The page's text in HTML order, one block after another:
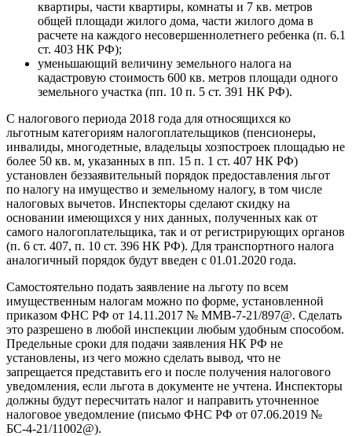
квартиры, части квартиры, комнаты и 7 кв. метров
общей площади жилого дома, части жилого дома в
расчете на каждого несовершеннолетнего ребенка (п. 6.1
ст. 403 НК РФ);
уменьшающий величину земельного налога на
кадастровую стоимость 600 кв. метров площади одного
земельного участка (пп. 10 п. 5 ст. 391 НК РФ).
С налогового периода 2018 года для относящихся ко
льготным категориям налогоплательщиков (пенсионеры,
инвалиды, многодетные, владельцы хозпостроек площадью не
более 50 кв. м, указанных в пп. 15 п. 1 ст. 407 НК РФ)
установлен беззаявительный порядок предоставления льгот
по налогу на имущество и земельному налогу, в том числе
налоговых вычетов. Инспекторы сделают скидку на
основании имеющихся у них данных, полученных как от
самого налогоплательщика, так и от регистрирующих органов
(п. 6 ст. 407, п. 10 ст. 396 НК РФ). Для транспортного налога
аналогичный порядок будут введен с 01.01.2020 года.
Самостоятельно подать заявление на льготу по всем
имущественным налогам можно по форме, установленной
приказом ФНС РФ от 14.11.2017 № ММВ-7-21/897@. Сделать
это разрешено в любой инспекции любым удобным способом.
Предельные сроки для подачи заявления НК РФ не
установлены, из чего можно сделать вывод, что не
запрещается представить его и после получения налогового
уведомления, если льгота в документе не учтена. Инспекторы
должны будут пересчитать налог и направить уточненное
налоговое уведомление (письмо ФНС РФ от 07.06.2019 №
БС-4-21/11002@).